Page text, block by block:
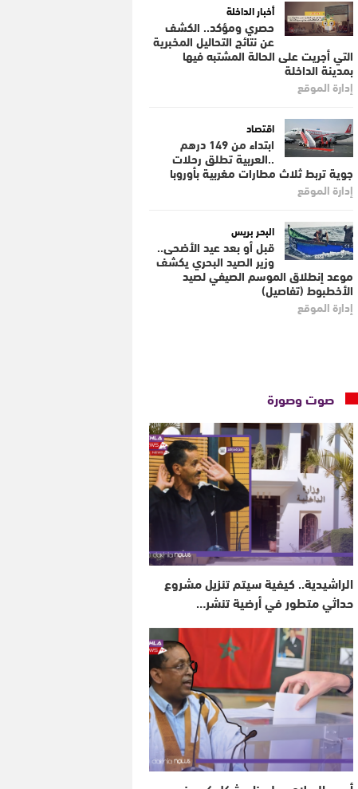
أخبار الداخلة
حصري ومؤكد.. الكشف
عن نتائج التحاليل المخبرية
التي أجريت على الحالة المشتبه فيها
بمدينة الداخلة
إدارة الموقع
اقتصاد
ابتداء من 149 درهم
..العربية تطلق رحلات
جوية تربط ثلاث مطارات مغربية بأوروبا
إدارة الموقع
البحر بريس
قبل أو بعد عيد الأضحى..
وزير الصيد البحري يكشف
موعد إنطلاق الموسم الصيفي لصيد
الأخطبوط (تفاصيل)
إدارة الموقع
صوت وصورة
الراشيدية.. كيفية سيتم تنزيل مشروع
حداثي متطور في أرضية تنشر…